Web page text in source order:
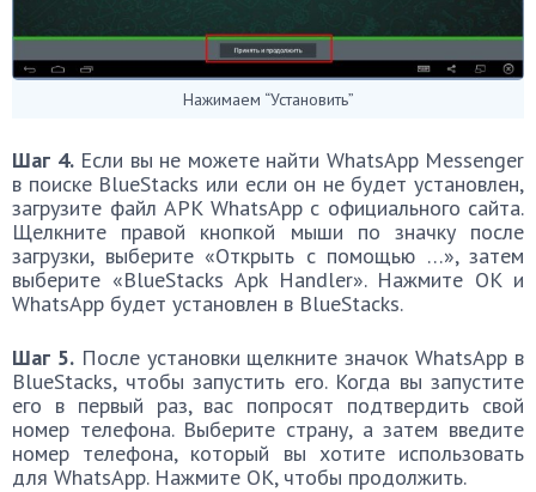
Нажимаем “Установить”
Шаг 4.Если вы не можете найти WhatsApp Messenger
в поиске BlueStacks или если он не будет установлен,
загрузите файл APK WhatsApp с официального сайта.
Щелкните правой кнопкой мыши по значку после
загрузки, выберите «Открыть с помощью …», затем
выберите «BlueStacks Apk Handler». Нажмите OK и
WhatsApp будет установлен в BlueStacks.
Шаг 5.После установки щелкните значок WhatsApp в
BlueStacks, чтобы запустить его. Когда вы запустите
его в первый раз, вас попросят подтвердить свой
номер телефона. Выберите страну, а затем введите
номер телефона, который вы хотите использовать
для WhatsApp. Нажмите OK, чтобы продолжить.